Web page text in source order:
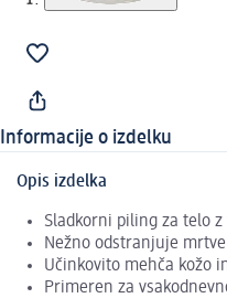
Informacije o izdelku
Opis izdelka
Sladkorni piling za telo
Nežno odstranjuje
Učinkovito mehča kožo
Primeren za